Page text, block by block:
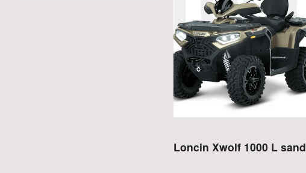
Loncin Xwolf 1000 L sand